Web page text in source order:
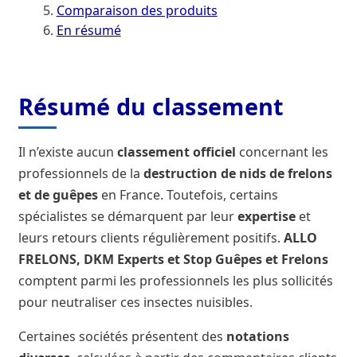
Mentions légales
Nos missions
Qui est le plus intéressant à interviewer pour parler
Comparaison des produits
En résumé
Résumé du classement
Il n’existe aucun classement officiel concernant les
professionnels de la destruction de nids de frelons
et de guêpesen France. Toutefois, certains
spécialistes se démarquent par leurexpertiseet
leurs retours clients régulièrement positifs. ALLO
FRELONS, DKM Experts et Stop Guêpes et Frelons
comptent parmi les professionnels les plus sollicités
pour neutraliser ces insectes nuisibles.
Certaines sociétés présentent des notations